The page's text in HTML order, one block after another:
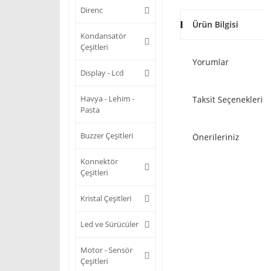
Direnc
Kondansatör
Çeşitleri
Display - Lcd
Havya - Lehim -
Pasta
Buzzer Çeşitleri
Konnektör
Çeşitleri
Kristal Çeşitleri
Led ve Sürücüler
Motor - Sensör
Çeşitleri
Ürün Bilgisi
Yorumlar
Taksit Seçenekleri
Önerileriniz